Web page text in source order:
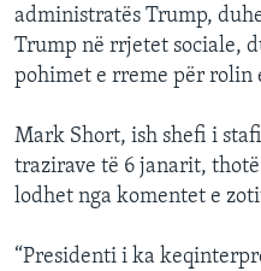
administratës Trump,
Trump në rrjetet sociale,
pohimet e rreme për rolin
Mark Short, ish shefi i
trazirave të 6 janarit,
lodhet nga komentet e
“Presidenti i ka